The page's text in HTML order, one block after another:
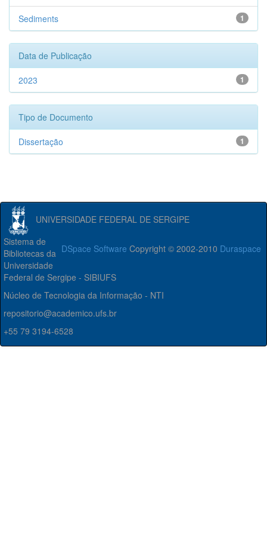
1
Sediments
Data de Publicação
1
2023
Tipo de Documento
1
Dissertação
UNIVERSIDADE FEDERAL DE SERGIPE
DSpace Software Copyright © 2002-2010 Duraspace
Sistema de
Bibliotecas da
Universidade
Federal de Sergipe - SIBIUFS
Núcleo de Tecnologia da Informação - NTI
repositorio@academico.ufs.br
+55 79 3194-6528